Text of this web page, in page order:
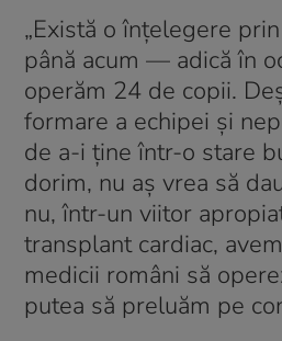
„Există o înțelegere
până acum — adică în
operăm 24 de copii.
formare a echipei și
de a-i ține într-o stare
dorim, nu aș vrea să
nu, într-un viitor
transplant cardiac,
medicii români să
putea să preluăm pe